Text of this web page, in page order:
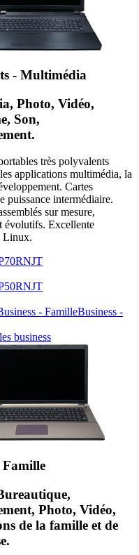
- Multimédia
Photo, Vidéo,
Son,
très polyvalents
applications multimédia, la
Cartes
puissance intermédiaire.
sur mesure,
évolutifs. Excellente
Linux.
Business -
business
Famille
Photo, Vidéo,
de la famille et de